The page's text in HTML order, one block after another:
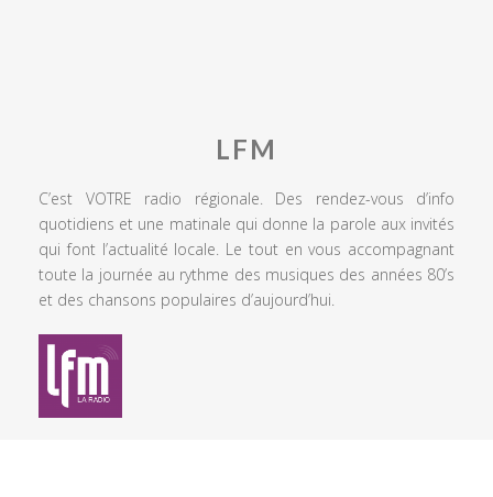
LFM
C’est VOTRE radio régionale. Des rendez-vous d’info
quotidiens et une matinale qui donne la parole aux invités
qui font l’actualité locale. Le tout en vous accompagnant
toute la journée au rythme des musiques des années 80’s
et des chansons populaires d’aujourd’hui.